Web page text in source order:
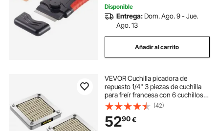
Disponible
Entrega: Dom. Ago. 9 - Jue.
Ago. 13
Añadir al carrito
VEVOR Cuchilla picadora de
repuesto 1/4" 3 piezas de cuchilla
para freír francesa con 6 cuchillos
adicionales piezas de acero
inoxidable y bloque de empuje para
cortar patatas, zanahorias, pepinos
(42)
5290€